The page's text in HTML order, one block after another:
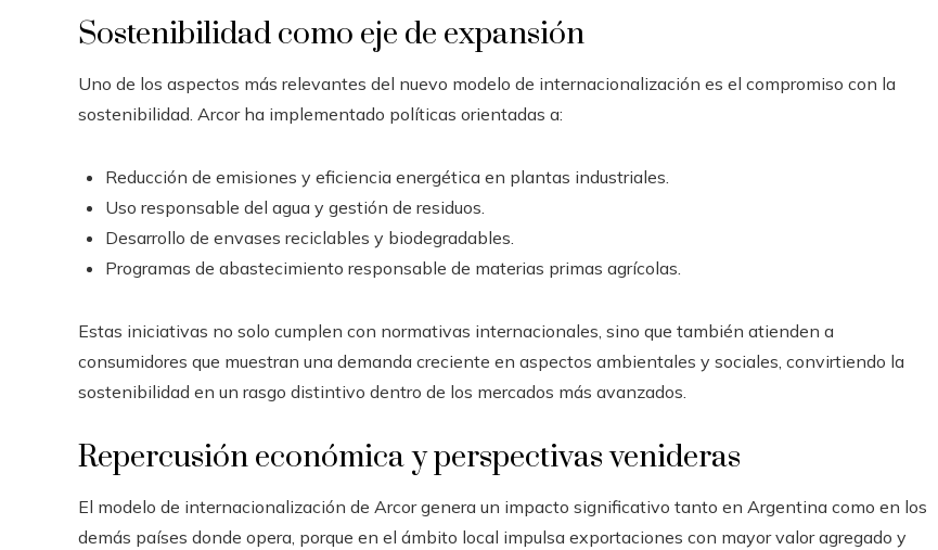
Sostenibilidad como eje de expansión
Uno de los aspectos más relevantes del nuevo modelo de internacionalización es el compromiso con la
sostenibilidad. Arcor ha implementado políticas orientadas a:
Reducción de emisiones y eficiencia energética en plantas industriales.
Uso responsable del agua y gestión de residuos.
Desarrollo de envases reciclables y biodegradables.
Programas de abastecimiento responsable de materias primas agrícolas.
Estas iniciativas no solo cumplen con normativas internacionales, sino que también atienden a
consumidores que muestran una demanda creciente en aspectos ambientales y sociales, convirtiendo la
sostenibilidad en un rasgo distintivo dentro de los mercados más avanzados.
Repercusión económica y perspectivas venideras
El modelo de internacionalización de Arcor genera un impacto significativo tanto en Argentina como en los
demás países donde opera, porque en el ámbito local impulsa exportaciones con mayor valor agregado y